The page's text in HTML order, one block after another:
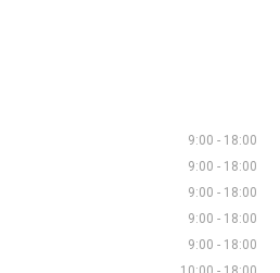
9:00 - 18:00
9:00 - 18:00
9:00 - 18:00
9:00 - 18:00
9:00 - 18:00